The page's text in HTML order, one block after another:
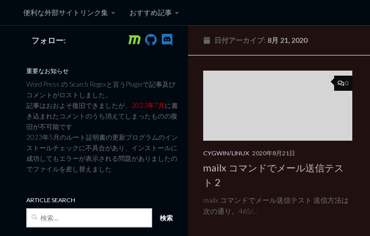
コンテンツへスキップ
便利な外部サイトリンク集 おすすめ記事
黒翼猫のコンピュータ日記 3rd Edition
日付アーカイブ: 8月 21, 2020
0
CYGWIN/LINUX 2020年8月21日
mailx コマンドでメール送信テス
ト 2
mailx コマンドでメール送信テスト 送信方法は
次の通り。465/...
フォロー:
重要なお知らせ
Word Press の Search Regexと言うPluginで記事及び
コメントがロストしました。
記事はおおよそ復旧できましたが、 2023年7月に書
き込まれたコメントのうち消えてしまったものの復
旧が不可能です
2023年5月のルート証明書の更新プログラムのイン
ストールチェックに不具合があり、インストールに
成功してもエラーが表示される問題がありましたの
でファイルを差し替えました
ARTICLE SEARCH